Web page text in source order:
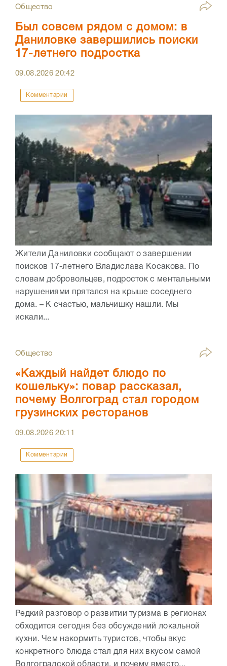
Общество
Был совсем рядом с домом: в
Даниловке завершились поиски
17-летнего подростка
09.08.202620:42
Комментарии
Жители Даниловки сообщают о завершении
поисков 17-летнего Владислава Косакова. По
словам добровольцев, подросток с ментальными
нарушениями прятался на крыше соседнего
дома. – К счастью, мальчишку нашли. Мы
искали...
Общество
«Каждый найдет блюдо по
кошельку»: повар рассказал,
почему Волгоград стал городом
грузинских ресторанов
09.08.202620:11
Комментарии
Редкий разговор о развитии туризма в регионах
обходится сегодня без обсуждений локальной
кухни. Чем накормить туристов, чтобы вкус
конкретного блюда стал для них вкусом самой